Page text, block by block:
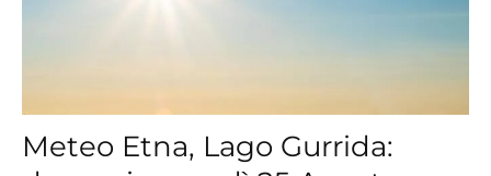
Meteo Etna, Lago Gurrida: